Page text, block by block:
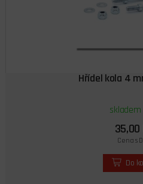
Hřídel kola 4
skladem
35,00
Cena s
Do